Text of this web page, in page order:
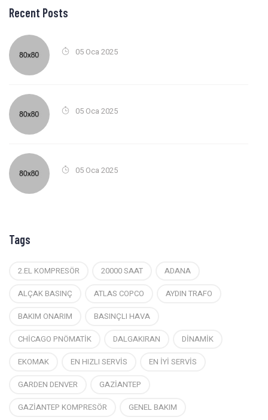
Recent Posts
05 Oca 2025
05 Oca 2025
05 Oca 2025
Tags
2.EL KOMPRESÖR 20000 SAAT
ADANA
ALÇAK BASINÇ
ATLAS COPCO
AYDIN TRAFO
BAKIM ONARIM
BASINÇLI HAVA
CHİCAGO PNÖMATİK
DALGAKIRAN
DİNAMİK
EKOMAK
EN HIZLI SERVİS
EN İYİ SERVİS
GARDEN DENVER
GAZİANTEP
GAZİANTEP KOMPRESÖR
GENEL BAKIM